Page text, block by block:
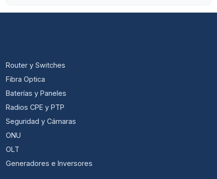
Router y Switches
Fibra Optica
Baterías y Paneles
Radios CPE y PTP
Seguridad y Cámaras
ONU
OLT
Generadores e Inversores